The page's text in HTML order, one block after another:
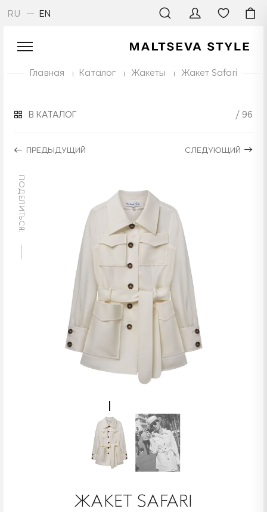
RU EN
Главная Каталог Жакеты Жакет Safari
В КАТАЛОГ
ПРЕДЫДУЩИЙ
/ 96
СЛЕДУЮЩИЙ
ПОДЕЛИТЬСЯ:
ЖАКЕТ SAFARI